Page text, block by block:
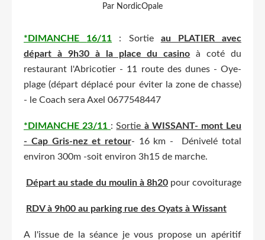
Par NordicOpale
*DIMANCHE 16/11 : Sortie au PLATIER avec
départ à 9h30à la place du casino à coté du
restaurant l'Abricotier - 11 route des dunes - Oye-
plage (départ déplacé pour éviter la zone de chasse)
- le Coach sera Axel 0677548447
*DIMANCHE 23/11 :Sortie à WISSANT- mont Leu
- Cap Gris-nez et retour- 16 km - Dénivelé total
environ 300m -soit environ 3h15 de marche.
Départ au stade du moulin à 8h20 pour covoiturage
RDV à 9h00 au parking rue des Oyats à Wissant
A l'issue de la séance je vous propose un apéritif